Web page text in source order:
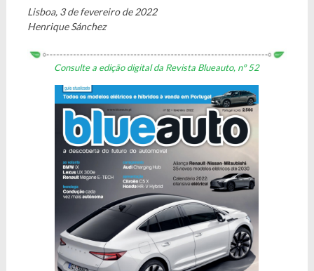
Lisboa, 3 de fevereiro de 2022
Henrique Sánchez
Consulte a edição digital da Revista Blueauto, nº 52